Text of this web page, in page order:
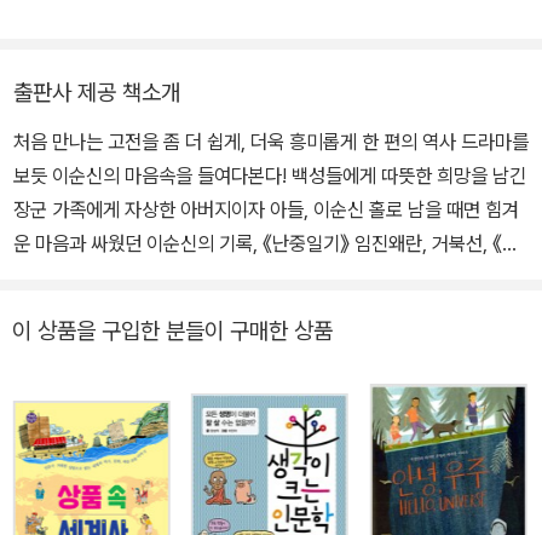
묘·병자호란과 동아시아》(2009), 《역사평설 병자호란 1, 2》(2013)
를 썼고, 그 밖에 여러 저술이 있다. 동아시아 역사 속에서 한국사의
위상을 정립하는 데 관심이 많다. 첫 책인 《임진왜란과 한중관계》로
2000년 제25회 월봉저작상을, 《역사평설 병자호란 1, 2》로 2014
년 제54회 한국출판문화상을 받았다.
출판사 제공 책소개
처음 만나는 고전을 좀 더 쉽게, 더욱 흥미롭게 한 편의 역사 드라마를
보듯 이순신의 마음속을 들여다본다! 백성들에게 따뜻한 희망을 남긴
장군 가족에게 자상한 아버지이자 아들, 이순신 홀로 남을 때면 힘겨
운 마음과 싸웠던 이순신의 기록, 《난중일기》 임진왜란, 거북선, 《난
기를 하나하나 읽고 이해한 어린이는 그리 많지 않지요. 이순신이 남
긴 역사의 기록을 어린이들이 꼭 읽어야 하는 까닭은 무엇일까요? 책
과함께어린이의 ‘처음 만나는 고전’ 시리즈 첫 책, 《이순신의 마음속
기록, 난중일기》가 그 질문에 대한 답을 알려줍니다. 세심하게 뽑아낸
원문과 친절한 해설로 《난중일기》를 읽는 새로운 재미를 발견한다!
《이순신의 마음속 기록, 난중일기》는 《난중일기》 원문을 수록하여
이 상품을 구입한 분들이 구매한 상품